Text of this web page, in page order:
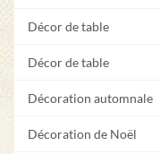
Décor de table
Décor de table
Décoration automnale
Décoration de Noël